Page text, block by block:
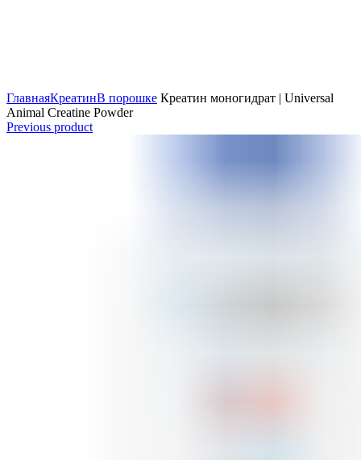
ГлавнаяКреатинВ порошке Креатин моногидрат | Universal
Animal Creatine Powder
Previous product